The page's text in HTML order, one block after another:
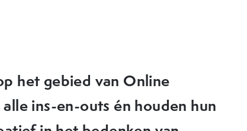
goede tips en nieuwe
zouden kunnen brengen.